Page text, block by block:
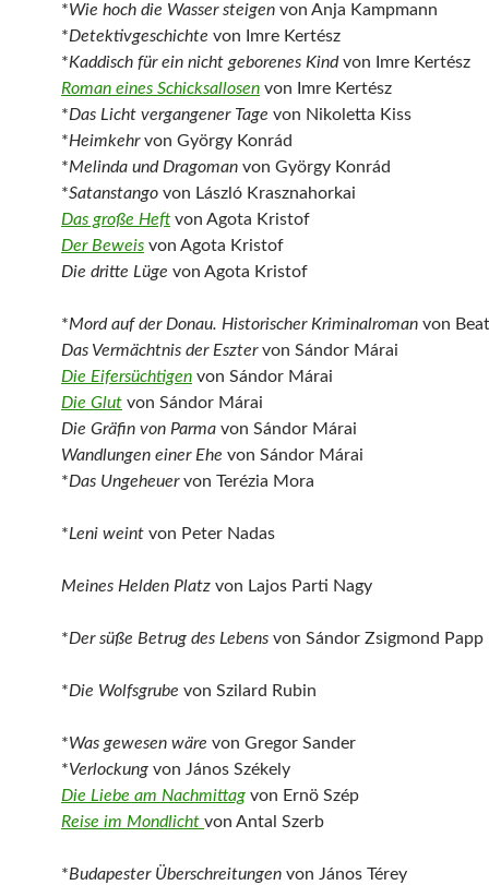
*Wie hoch die Wasser steigen von Anja Kampmann
*Detektivgeschichte von Imre Kertész
*Kaddisch für ein nicht geborenes Kindvon Imre Kertész
Roman eines Schicksallosen von Imre Kertész
*Das Licht vergangener Tage von Nikoletta Kiss
*Heimkehrvon György Konrád
*Melinda und Dragoman von György Konrád
*Satanstango von László Krasznahorkai
Das große Heftvon Agota Kristof
Der Beweis von Agota Kristof
Die dritte Lüge von Agota Kristof
*Mord auf der Donau. Historischer Kriminalroman von
Das Vermächtnis der Esztervon Sándor Márai
Die Eifersüchtigen von Sándor Márai
Die Glut von Sándor Márai
Die Gräfin von Parma von Sándor Márai
Wandlungen einer Ehe von Sándor Márai
*Das Ungeheuervon Terézia Mora
*Leni weint von Peter Nadas
Meines Helden Platz von Lajos Parti Nagy
*Der süße Betrug des Lebens von Sándor Zsigmond Papp
*Die Wolfsgrube von Szilard Rubin
*Was gewesen wäre von Gregor Sander
*Verlockung von János Székely
Die Liebe am Nachmittag von Ernö Szép
Reise im Mondlicht von Antal Szerb
*Budapester Überschreitungen von János Térey